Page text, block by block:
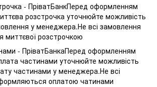
- ПріватБанкПеред оформленням
розстрочка уточнюйте можливість
у менеджера.Не всі замовлення
розстрочкою
- ПріватБанкаПеред оформленням
частинами уточнюйте можливість
частинами у менеджера.Не всі
оплатою чатинами